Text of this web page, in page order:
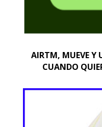
AIRTM, MUEVE Y
CUANDO